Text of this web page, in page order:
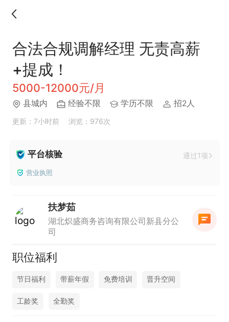
合法合规调解经理 无责高薪
+提成！
5000-12000元/月
县城内 经验不限 学历不限 招2人
更新：7小时前 浏览：976次
平台核验 通过1项
营业执照
扶梦茹
湖北炽盛商务咨询有限公司新县分公
司
职位福利
节日福利 带薪年假 免费培训 晋升空间
工龄奖 全勤奖